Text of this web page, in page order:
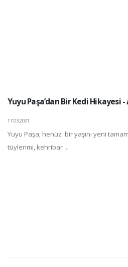
Yuyu Paşa’dan Bir Kedi Hikayesi
17.03.2021
Yuyu Paşa; henüz bir yaşını yeni
tüylerimi, kehribar ...